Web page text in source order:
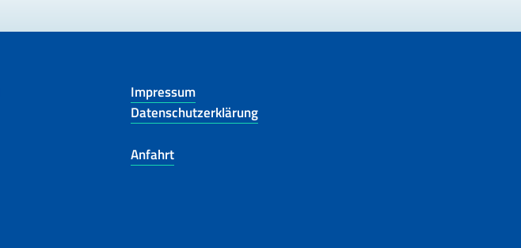
Impressum
Datenschutzerklärung
Anfahrt